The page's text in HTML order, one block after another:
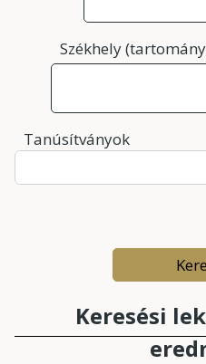
Székhely
Tanúsítványok
Keresési